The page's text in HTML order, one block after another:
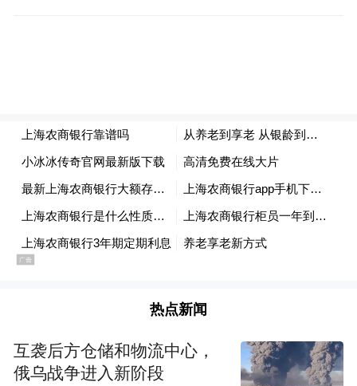
打造家门口的“伴老家园”，让金融服务与文
化滋养共生。2025年初，上海农商银行杨浦
支行“心家园”沪剧示范点揭幕。该站点以街
关怀、文化传承、金融安全的伴老服务网：
务中心联合打造“名医进社区”科普直播；与
热点新闻
互袭后方仓储和物流中心，
俄乌战争进入新阶段